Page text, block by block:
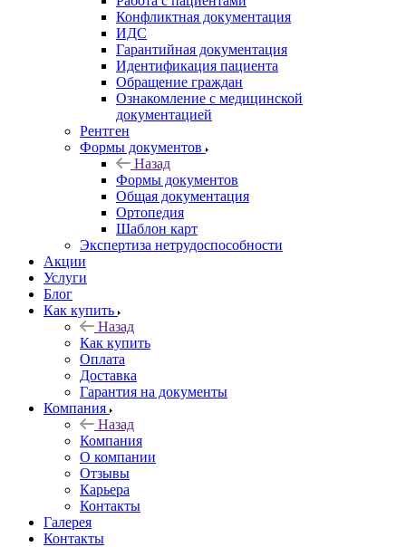
Конфликтная документация
ИДС
Гарантийная документация
Идентификация пациента
Обращение граждан
Ознакомление с медицинской
документацией
Рентген
Формы документов
Назад
Формы документов
Общая документация
Ортопедия
Шаблон карт
Экспертиза нетрудоспособности
Акции
Услуги
Блог
Как купить
Назад
Как купить
Оплата
Доставка
Гарантия на документы
Компания
Назад
Компания
О компании
Отзывы
Карьера
Контакты
Галерея
Контакты